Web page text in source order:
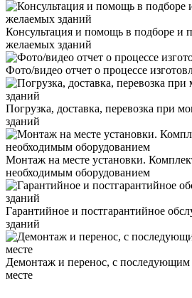
Консультация и помощь в подборе и
желаемых зданий
Фото/видео отчет о процессе
Погрузка, доставка, перевозка при
зданий
Монтаж на месте установки.
необходимым оборудованием
Гарантийное и постгарантийное
зданий
Демонтаж и перенос, с
месте